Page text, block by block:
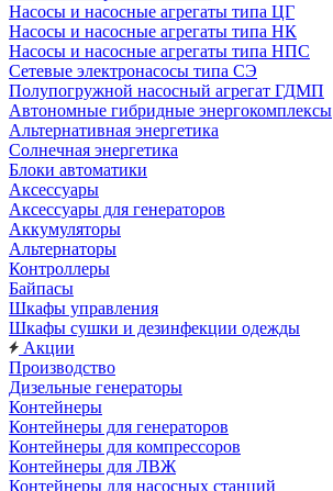
Насосы и насосные агрегаты типа ЦГ
Насосы и насосные агрегаты типа НК
Насосы и насосные агрегаты типа НПС
Сетевые электронасосы типа СЭ
Полупогружной насосный агрегат ГДМП
Автономные гибридные энергокомплексы
Альтернативная энергетика
Солнечная энергетика
Блоки автоматики
Аксессуары
Аксессуары для генераторов
Аккумуляторы
Альтернаторы
Контроллеры
Байпасы
Шкафы управления
Шкафы сушки и дезинфекции одежды
Акции
Производство
Дизельные генераторы
Контейнеры
Контейнеры для генераторов
Контейнеры для компрессоров
Контейнеры для ЛВЖ
Контейнеры для насосных станций